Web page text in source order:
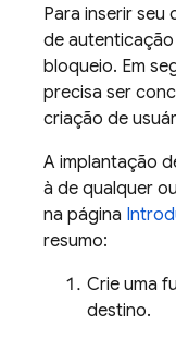
Para inserir seu
de
bloqueio. Em
precisa ser
criação de
A implantação
à de qualquer
na página
resumo:
Crie uma
destino.